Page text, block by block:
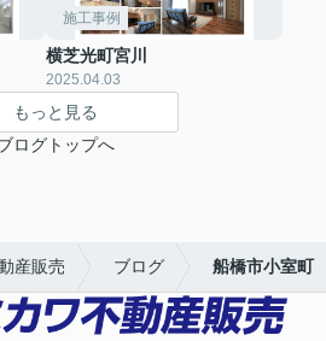
施工事例
横芝光町宮川
2025.04.03
もっと見る
ログトップへ
産販売 ブログ 船橋市小室町